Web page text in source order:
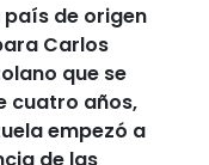
de origen
Carlos
que se
cuatro años,
empezó a
de las